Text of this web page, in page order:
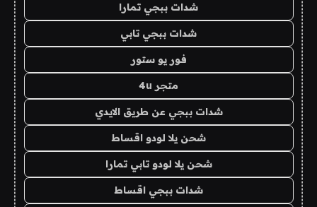
شدات ببجي تمارا
شدات ببجي تابي
فور يو ستور
متجر 4u
شدات ببجي عن طريق الايدي
شحن يلا لودو اقساط
شحن يلا لودو تابي تمارا
شدات ببجي اقساط